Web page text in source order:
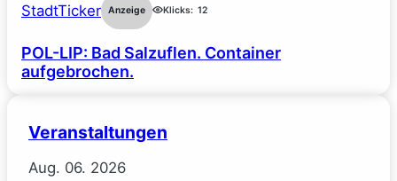
StadtTicker Anzeige Klicks: 12
POL-LIP: Bad Salzuflen. Container
aufgebrochen.
Veranstaltungen
Aug. 06. 2026